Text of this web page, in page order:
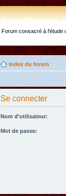
http://
Forum consacré à l'étude
Index du forum
Se connecter
Nom d’utilisateur:
Mot de passe: